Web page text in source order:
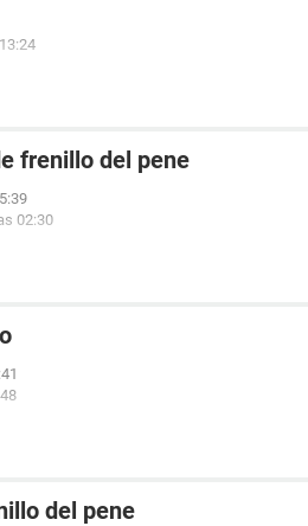
frenillo del pene
02:30
del pene